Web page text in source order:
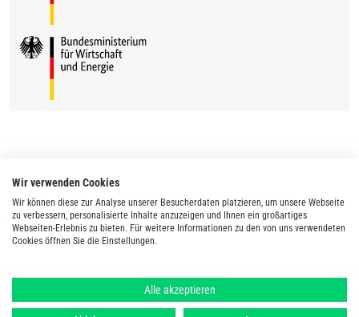
Wir verwenden Cookies
Wir können diese zur Analyse unserer Besucherdaten platzieren, um unsere Webseite
zu verbessern, personalisierte Inhalte anzuzeigen und Ihnen ein großartiges
Webseiten-Erlebnis zu bieten. Für weitere Informationen zu den von uns verwendeten
Cookies öffnen Sie die Einstellungen.
Alle akzeptieren